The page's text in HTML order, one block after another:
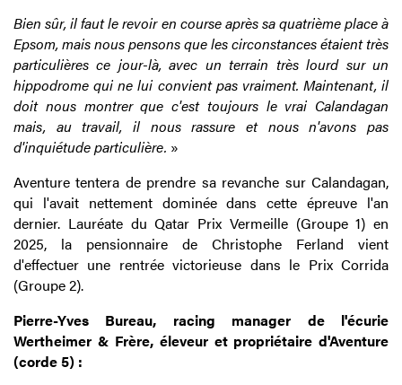
Bien sûr, il faut le revoir en course après sa quatrième place à
Epsom, mais nous pensons que les circonstances étaient très
particulières ce jour-là, avec un terrain très lourd sur un
hippodrome qui ne lui convient pas vraiment. Maintenant, il
doit nous montrer que c'est toujours le vrai Calandagan
mais, au travail, il nous rassure et nous n'avons pas
d'inquiétude particulière. »
Aventure tentera de prendre sa revanche sur Calandagan,
qui l'avait nettement dominée dans cette épreuve l'an
dernier. Lauréate du Qatar Prix Vermeille (Groupe 1) en
2025, la pensionnaire de Christophe Ferland vient
d'effectuer une rentrée victorieuse dans le Prix Corrida
(Groupe 2).
Pierre-Yves Bureau, racing manager de l'écurie
Wertheimer & Frère, éleveur et propriétaire d'Aventure
(corde 5) :